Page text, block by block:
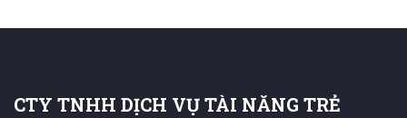
CTY TNHH DỊCH VỤ TÀI NĂNG TRẺ